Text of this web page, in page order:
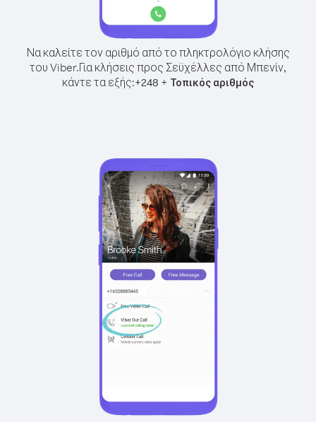
Να καλείτε τον αριθμό από το πληκτρολόγιο κλήσης
του Viber.Για κλήσεις προς Σεϋχέλλες από Μπενίν,
κάντε τα εξής:+248 + Τοπικός αριθμός